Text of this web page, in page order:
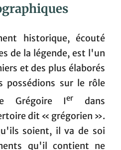
historique, écouté
de la légende, est l'un
et des plus élaborés
possédions sur le rôle
Grégoire Ier
dans
dit « grégorien ».
soient, il va de soi
qu'il contient ne